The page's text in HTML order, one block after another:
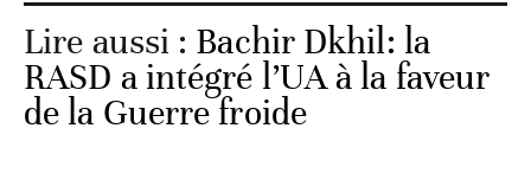
Lire aussi : Bachir Dkhil: la
RASD a intégré l’UA à la faveur
de la Guerre froide